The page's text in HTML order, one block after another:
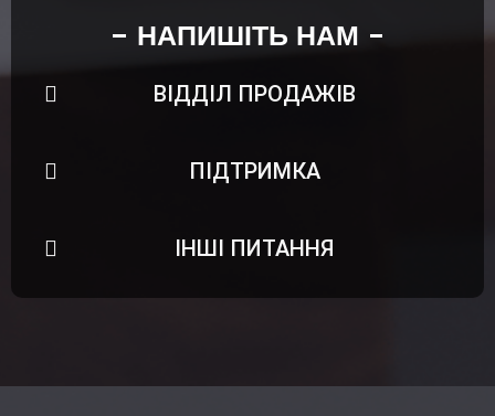
НАПИШІТЬ НАМ
ВІДДІЛ ПРОДАЖІВ
ПІДТРИМКА
ІНШІ ПИТАННЯ